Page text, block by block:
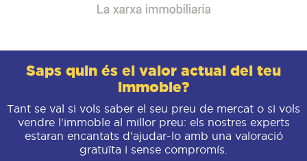
Saps quin és el valor actual del teu
immoble?
Tant se val si vols saber el seu preu de mercat o si vols
vendre l'immoble al millor preu: els nostres experts
estaran encantats d'ajudar-lo amb una valoració
gratuïta i sense compromís.